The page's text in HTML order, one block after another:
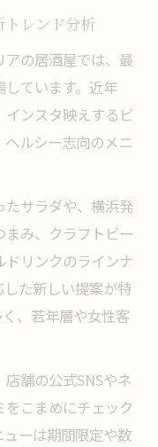
トレンド分析
の居酒屋では、最
ています。近年
ンスタ映えするビ
ルシー志向のメニ
サラダや、横浜発
み、クラフトビー
リンクのラインナ
た新しい提案が特
、若年層や女性客
舗の公式SNSやネ
こまめにチェック
ーは期間限定や数